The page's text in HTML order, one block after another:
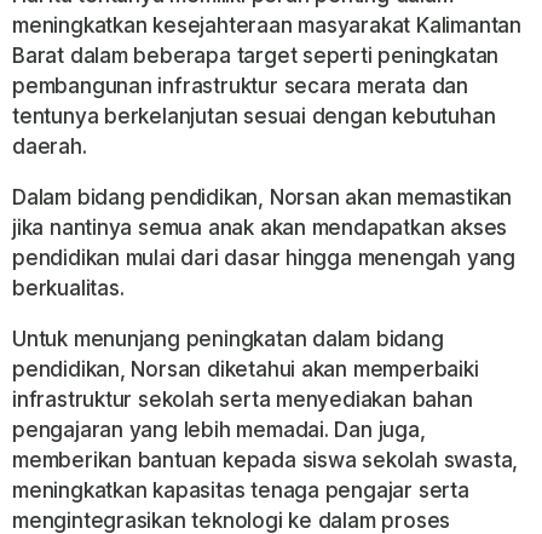
meningkatkan kesejahteraan masyarakat Kalimantan
Barat dalam beberapa target seperti peningkatan
pembangunan infrastruktur secara merata dan
tentunya berkelanjutan sesuai dengan kebutuhan
daerah.
Dalam bidang pendidikan, Norsan akan memastikan
jika nantinya semua anak akan mendapatkan akses
pendidikan mulai dari dasar hingga menengah yang
berkualitas.
Untuk menunjang peningkatan dalam bidang
pendidikan, Norsan diketahui akan memperbaiki
infrastruktur sekolah serta menyediakan bahan
pengajaran yang lebih memadai. Dan juga,
memberikan bantuan kepada siswa sekolah swasta,
meningkatkan kapasitas tenaga pengajar serta
mengintegrasikan teknologi ke dalam proses